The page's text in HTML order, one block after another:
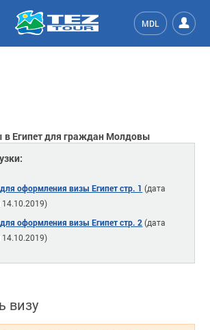
MDL
Египет для граждан Молдовы
оформления визы Египет стр. 1 (дата
14.10.2019)
оформления визы Египет стр. 2 (дата
14.10.2019)
визу